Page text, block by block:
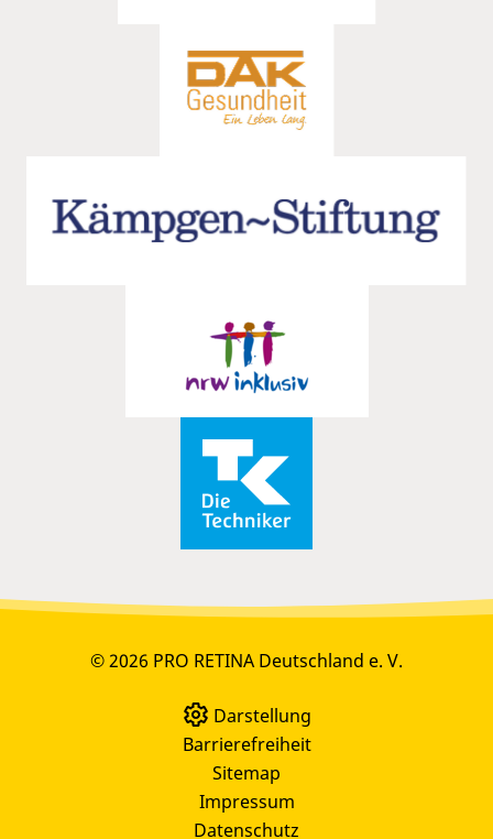
© 2026 PRO RETINA Deutschland e. V.
Darstellung
Barrierefreiheit
Sitemap
Impressum
Datenschutz